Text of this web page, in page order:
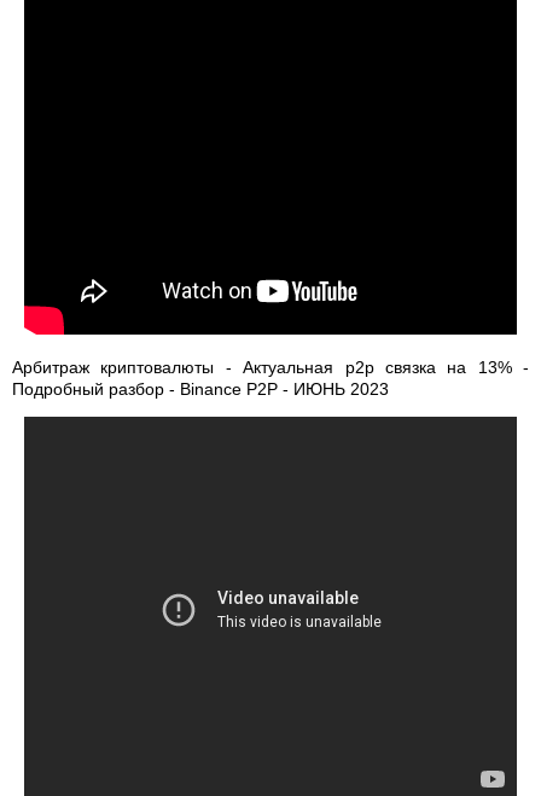
Арбитраж криптовалюты - Актуальная p2p связка на 13% -
Подробный разбор - Binance P2P - ИЮНЬ 2023